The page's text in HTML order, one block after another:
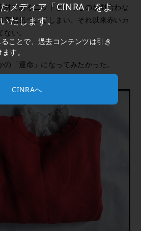
メディア「CINRA」をよ
たします。
ことで、過去コンテンツは引き
す。
CINRAへ
材であるニットというものが似合わな
突然気づいてしまい、それ以来赤いカ
い。
「運命」になってみたかった。